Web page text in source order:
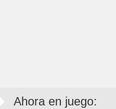
Ahora en juego: